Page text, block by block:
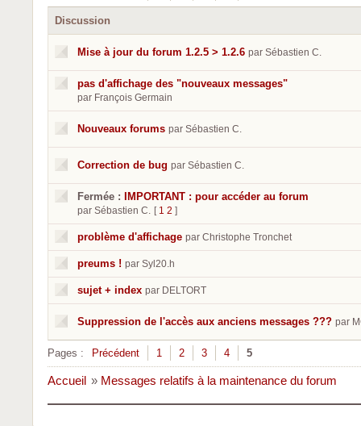
Discussion
Mise à jour du forum 1.2.5 > 1.2.6 par Sébastien C.
pas d'affichage des "nouveaux messages"
par François Germain
Nouveaux forums par Sébastien C.
Correction de bug par Sébastien C.
Fermée : IMPORTANT : pour accéder au forum
par Sébastien C. [ 1 2 ]
problème d'affichage par Christophe Tronchet
preums ! par Syl20.h
sujet + index par DELTORT
Suppression de l'accès aux anciens messages ??? par
Pages : Précédent 1 2 3 4 5
Accueil » Messages relatifs à la maintenance du forum